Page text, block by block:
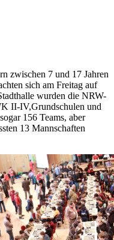
zwischen 7 und 17 Jahren
sich am Freitag auf
wurden die NRW-
II-IV,Grundschulen und
156 Teams, aber
13 Mannschaften